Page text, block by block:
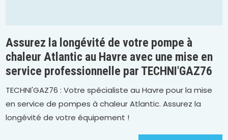
Assurez la longévité de votre pompe à
chaleur Atlantic au Havre avec une mise en
service professionnelle par TECHNI'GAZ76
TECHNI'GAZ76 : Votre spécialiste au Havre pour la mise
en service de pompes à chaleur Atlantic. Assurez la
longévité de votre équipement !